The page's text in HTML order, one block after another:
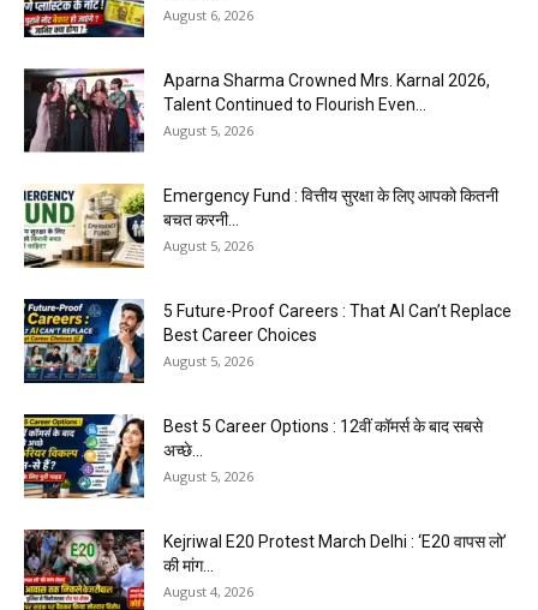
August 6, 2026
Aparna Sharma Crowned Mrs. Karnal 2026,
Talent Continued to Flourish Even...
August 5, 2026
Emergency Fund : वित्तीय सुरक्षा के लिए आपको कितनी
बचत करनी...
August 5, 2026
5 Future-Proof Careers : That AI Can’t Replace
Best Career Choices
August 5, 2026
Best 5 Career Options : 12वीं कॉमर्स के बाद सबसे
अच्छे...
August 5, 2026
Kejriwal E20 Protest March Delhi : ‘E20 वापस लो’
की मांग...
August 4, 2026